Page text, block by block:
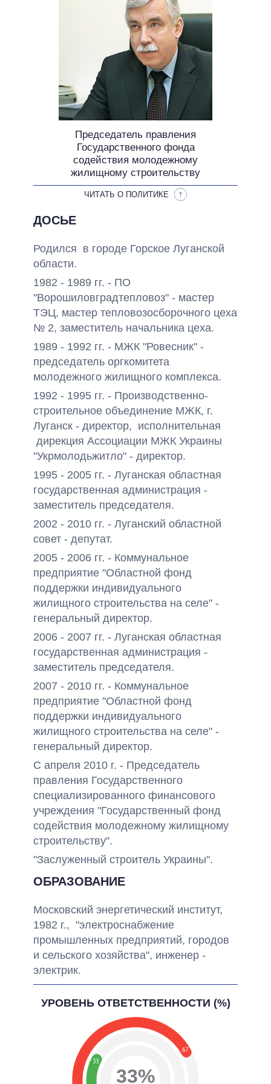
ОБЕЩАНИЯ В ПРОЦЕССЕ
ВСЕ ОБЕЩАНИЯ
АРХИВНЫЕ ОБЕЩАНИЯ
Председатель правления
Государственного фонда
содействия молодежному
жилищному строительству
ЧИТАТЬ О ПОЛИТИКЕ
ДОСЬЕ
Родился в городе Горское Луганской
области.
1982 - 1989 гг. - ПО
"Ворошиловградтепловоз" - мастер
ТЭЦ, мастер тепловозосборочного цеха
№ 2, заместитель начальника цеха.
1989 - 1992 гг. - МЖК "Ровесник" -
председатель оргкомитета
молодежного жилищного комплекса.
1992 - 1995 гг. - Производственно-
строительное объединение МЖК, г.
Луганск - директор, исполнительная
дирекция Ассоциации МЖК Украины
"Укрмолодьжитло" - директор.
1995 - 2005 гг. - Луганская областная
государственная администрация -
заместитель председателя.
2002 - 2010 гг. - Луганский областной
совет - депутат.
2005 - 2006 гг. - Коммунальное
предприятие "Областной фонд
поддержки индивидуального
жилищного строительства на селе" -
генеральный директор.
2006 - 2007 гг. - Луганская областная
государственная администрация -
заместитель председателя.
2007 - 2010 гг. - Коммунальное
предприятие "Областной фонд
поддержки индивидуального
жилищного строительства на селе" -
генеральный директор.
С апреля 2010 г. - Председатель
правления Государственного
специализированного финансового
учреждения "Государственный фонд
содействия молодежному жилищному
строительству".
"Заслуженный строитель Украины".
ОБРАЗОВАНИЕ
Московский энергетический институт,
1982 г., "электроснабжение
промышленных предприятий, городов
и сельского хозяйства", инженер -
электрик.
УРОВЕНЬ ОТВЕТСТВЕННОСТИ (%)
67
33
33%